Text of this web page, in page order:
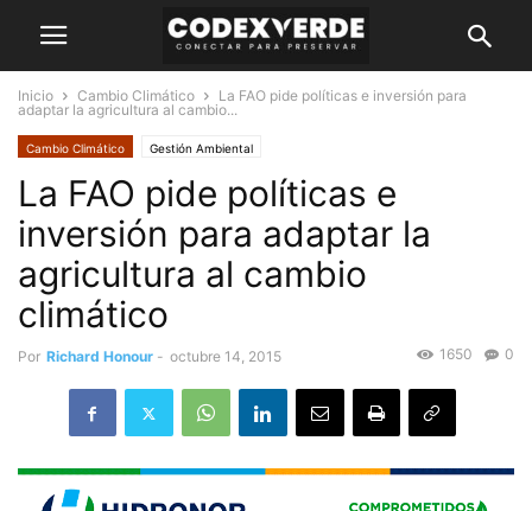
Inicio Cambio Climático
La FAO pide políticas e inversión para
adaptar la agricultura al cambio...
Cambio Climático Gestión Ambiental
La FAO pide políticas e
inversión para adaptar la
agricultura al cambio
climático
Por Richard Honour - octubre 14, 2015 0
1650